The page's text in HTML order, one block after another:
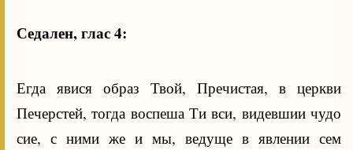
Седален, глас 4:
Егда явися образ Твой, Пречистая, в церкви
Печерстей, тогда воспеша Ти вси, видевшии чудо
сие, с ними же и мы, ведуще в явлении сем